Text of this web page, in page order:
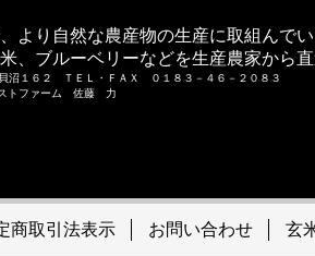
より自然な農産物の生産に取組んでい
、ブルーベリーなどを生産農家から直
沼１６２ ＴＥＬ・ＦＡＸ ０１８３－４６－２０８３
トファーム 佐藤 力
商取引法表示 お問い合わせ 玄